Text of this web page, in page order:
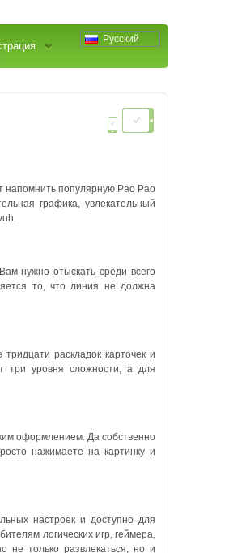
Русский
напомнить популярную Pao Pao
графика, увлекательный
нужно отыскать среди всего
то, что линия не должна
раскладок карточек и
три уровня сложности, а для
оформлением. Да собственно
нажимаете на картинку и
настроек и доступно для
логических игр, геймера,
не только развлекаться, но и